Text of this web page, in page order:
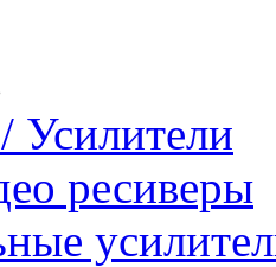
Усилители
ресиверы